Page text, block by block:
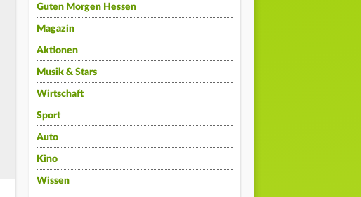
Guten Morgen Hessen
Magazin
Aktionen
Musik & Stars
Wirtschaft
Sport
Auto
Kino
Wissen